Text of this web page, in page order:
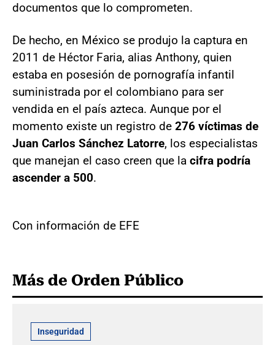
documentos que lo comprometen.
De hecho, en México se produjo la captura en
2011 de Héctor Faria, alias Anthony, quien
estaba en posesión de pornografía infantil
suministrada por el colombiano para ser
vendida en el país azteca. Aunque por el
momento existe un registro de 276 víctimas de
Juan Carlos Sánchez Latorre, los especialistas
que manejan el caso creen que la cifra podría
ascender a 500.
Con información de EFE
Más de Orden Público
Inseguridad